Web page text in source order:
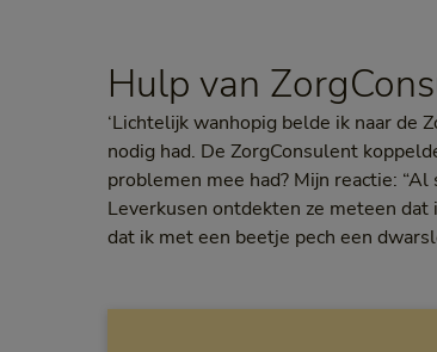
Hulp van
‘Lichtelijk wanhopig belde ik naar de
nodig had. De ZorgConsulent
problemen mee had? Mijn reactie:
Leverkusen ontdekten ze meteen
dat ik met een beetje pech een